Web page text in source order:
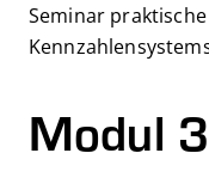
Seminar
Modul